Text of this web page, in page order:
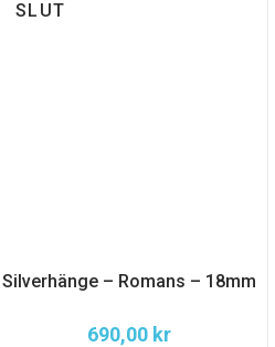
SLUT
Silverhänge – Romans – 18mm
690,00 kr